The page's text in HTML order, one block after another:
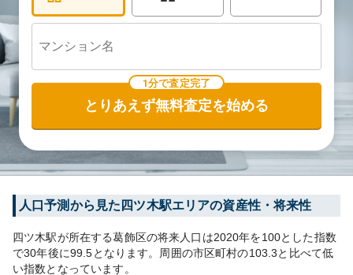
1分で査定完了
とりあえず無料査定を始める
人口予測から見た 四ツ木駅エリアの資産性・将来性
四ツ木駅が所在する葛飾区の将来人口は2020年を100とした指数
で30年後に99.5となります。 周囲の市区町村の103.3と比べて低
い指数となっています。